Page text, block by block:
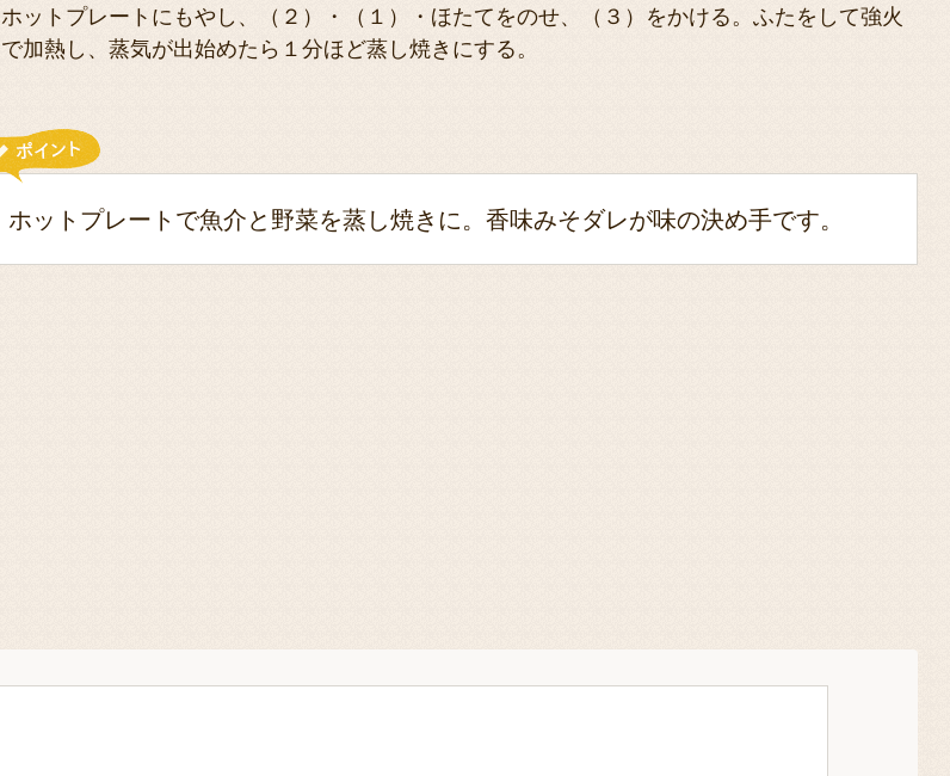
ホットプレートにもやし、（２）・（１）・ほたてをのせ、（３）をかける。ふたをして強火
で加熱し、蒸気が出始めたら１分ほど蒸し焼きにする。
ホットプレートで魚介と野菜を蒸し焼きに。香味みそダレが味の決め手です。